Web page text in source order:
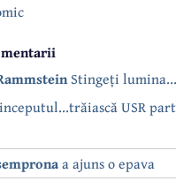
Stingeți
USR
a ajuns o epava